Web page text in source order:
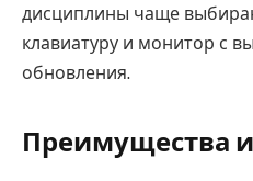
дисциплины чаще
клавиатуру и монитор с
обновления.
Преимущества